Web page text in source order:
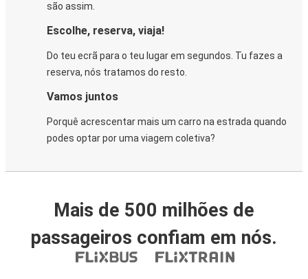
são assim.
Escolhe, reserva, viaja!
Do teu ecrã para o teu lugar em segundos. Tu fazes a
reserva, nós tratamos do resto.
Vamos juntos
Porquê acrescentar mais um carro na estrada quando
podes optar por uma viagem coletiva?
Mais de 500 milhões de
passageiros confiam em nós.